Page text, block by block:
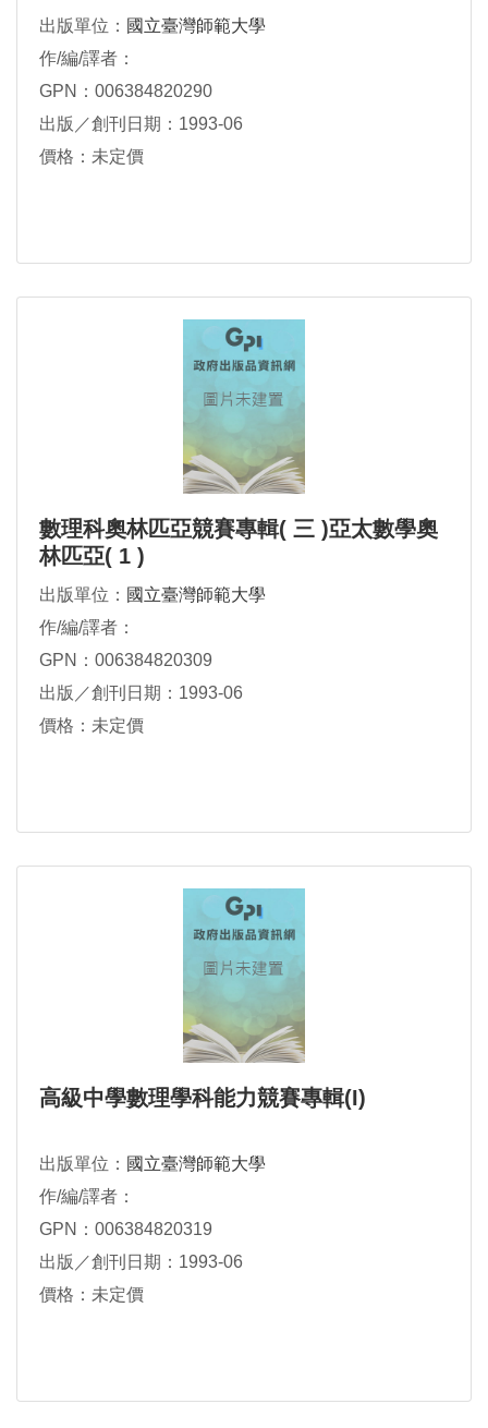
出版單位： 國立臺灣師範大學
作/編/譯者：
GPN：006384820290
出版／創刊日期：1993-06
價格：未定價
數理科奧林匹亞競賽專輯( 三 )亞太數學奧
林匹亞( 1 )
出版單位： 國立臺灣師範大學
作/編/譯者：
GPN：006384820309
出版／創刊日期：1993-06
價格：未定價
高級中學數理學科能力競賽專輯(I)
出版單位： 國立臺灣師範大學
作/編/譯者：
GPN：006384820319
出版／創刊日期：1993-06
價格：未定價